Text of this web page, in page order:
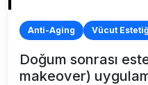
Anti-Aging Vücut
Doğum sonrası
makeover)